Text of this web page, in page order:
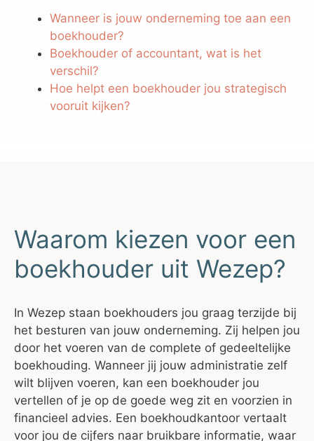
Wanneer is jouw onderneming toe aan een
boekhouder?
Boekhouder of accountant, wat is het
verschil?
Hoe helpt een boekhouder jou strategisch
vooruit kijken?
Waarom kiezen voor een
boekhouder uit Wezep?
In Wezep staan boekhouders jou graag terzijde bij
het besturen van jouw onderneming. Zij helpen jou
door het voeren van de complete of gedeeltelijke
boekhouding. Wanneer jij jouw administratie zelf
wilt blijven voeren, kan een boekhouder jou
vertellen of je op de goede weg zit en voorzien in
financieel advies. Een boekhoudkantoor vertaalt
voor jou de cijfers naar bruikbare informatie, waar